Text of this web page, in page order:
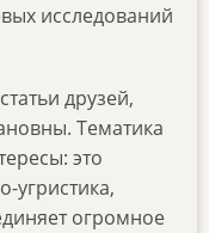
исследований
друзей,
Тематика
это
угристика,
огромное